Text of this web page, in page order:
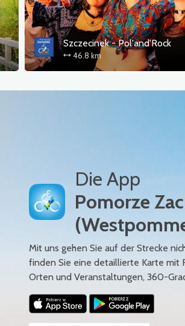
Szczecinek - Pol'and'Rock
46.8 km
Die App
Pomorze
Mit uns gehen Sie auf der Strecke
finden Sie eine detaillierte Karte mit
Orten und Veranstaltungen, 360-